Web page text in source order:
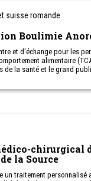
suisse romande
Boulimie
et d'échange pour les
alimentaire
de la santé et le grand
chirurgical de l'obésité -
la Source
un traitement